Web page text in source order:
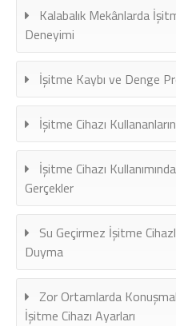
Kalabalık Mekânlarda
Deneyimi
İşitme Kaybı ve Denge
İşitme Cihazı
İşitme Cihazı
Gerçekler
Su Geçirmez İşitme
Duyma
Zor Ortamlarda
İşitme Cihazı Ayarları